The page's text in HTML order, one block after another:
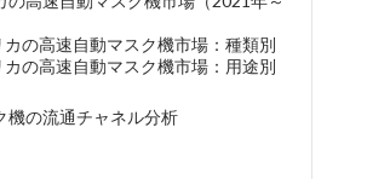
カの高速自動マスク機市場：種類別
カの高速自動マスク機市場：用途別
機の流通チャネル分析